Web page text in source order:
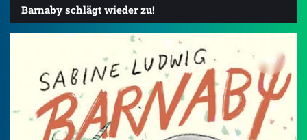
Barnaby schlägt wieder zu!
4.0